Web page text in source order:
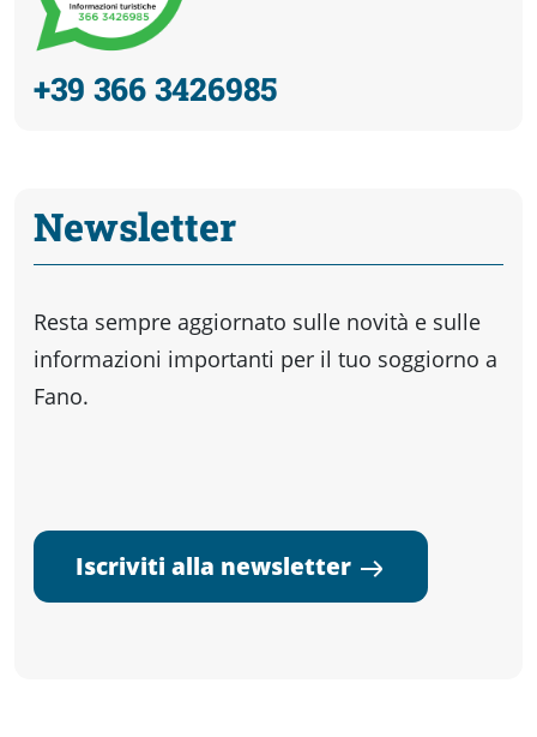
+39 366 3426985
Newsletter
Resta sempre aggiornato sulle novità e sulle
informazioni importanti per il tuo soggiorno a
Fano.
Iscriviti alla newsletter